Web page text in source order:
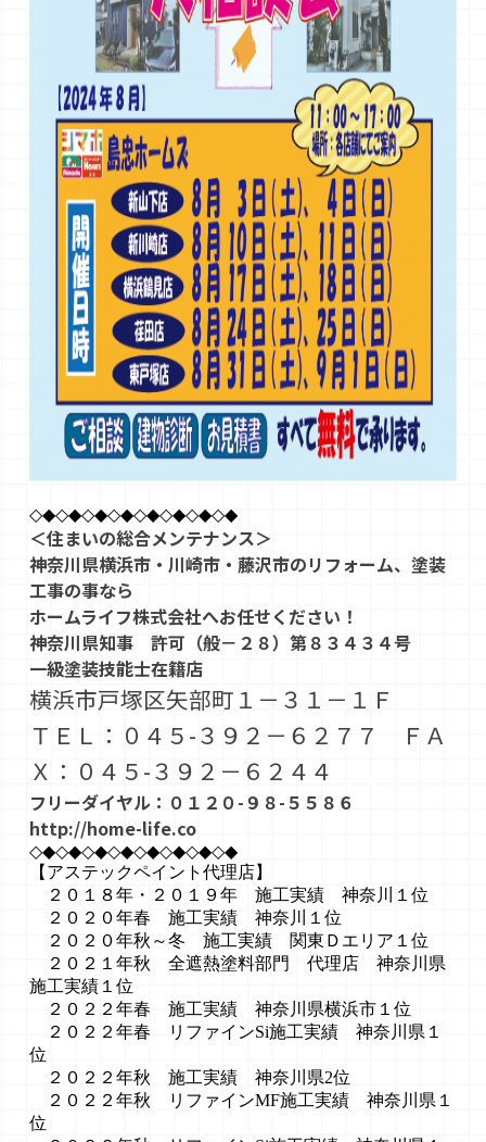
◇◆◇◆◇◆◇◆◇◆◇◆◇◆◇◆
＜住まいの総合メンテナンス＞
神奈川県横浜市・川崎市・藤沢市のリフォーム、塗装
工事の事なら
ホームライフ株式会社へお任せください！
神奈川県知事 許可（般－２８）第８３４３４号
一級塗装技能士在籍店
横浜市戸塚区矢部町１－３１－１Ｆ
ＴＥＬ：０４５-３９２－６２７７ ＦＡ
Ｘ：０４５-３９２－６２４４
フリーダイヤル：０１２０-９８-５５８６
http://home-life.co
◇◆◇◆◇◆◇◆◇◆◇◆◇◆◇◆
【アステックペイント代理店】
２０１８年・２０１９年 施工実績 神奈川１位
２０２０年春 施工実績 神奈川１位
２０２０年秋～冬 施工実績 関東Ｄエリア１位
２０２１年秋 全遮熱塗料部門 代理店 神奈川県
施工実績１位
２０２２年春 施工実績 神奈川県横浜市１位
２０２２年春 リファインSi施工実績 神奈川県１
位
２０２２年秋 施工実績 神奈川県2位
２０２２年秋 リファインMF施工実績 神奈川県１
位